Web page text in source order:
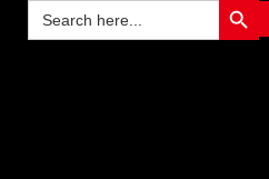
Search
for: